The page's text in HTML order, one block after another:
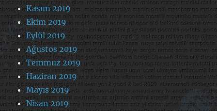
Kasım 2019
Ekim 2019
Eylül 2019
Ağustos 2019
Temmuz 2019
Haziran 2019
Mayıs 2019
Nisan 2019